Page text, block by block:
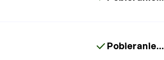
Pobieranie...